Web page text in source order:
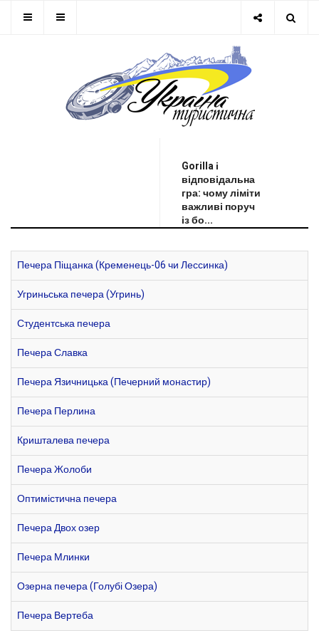
Gorilla і
відповідальна
гра: чому ліміти
важливі поруч
із бо...
Печера Піщанка (Кременець-06 чи Лессинка)
Угриньська печера (Угринь)
Студентська печера
Печера Славка
Печера Язичницька (Печерний монастир)
Печера Перлина
Кришталева печера
Печера Жолоби
Оптимістична печера
Печера Двох озер
Печера Млинки
Озерна печера (Голубі Озера)
Печера Вертеба